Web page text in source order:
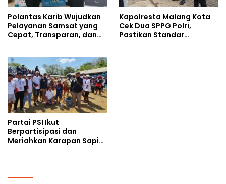
Polantas Karib Wujudkan
Pelayanan Samsat yang
Cepat, Transparan, dan
Kapolresta Malang Kota
Cek Dua SPPG Polri,
Pastikan Standar
Partai PSI Ikut
Berpartisipasi dan
Meriahkan Karapan Sapi